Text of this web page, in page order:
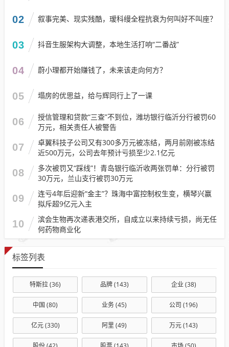
02 叙事完美、现实残酷，瑷科缦全程抗衰为何叫好不叫座？
03 抖音生服架构大调整，本地生活打响“二番战”
04 蔚小理都开始赚钱了，未来该走向何方？
05 塌房的优思益，给与辉同行上了一课
06
授信管理和贷款“三查”不到位，潍坊银行临沂分行被罚60
万元，相关责任人被警告
07
卓翼科技子公司又有300多万元被冻结，两月前刚被冻结
近500万元，公司去年预计亏损至少2.1亿元
08
多次被罚又“踩线”！青岛银行临沂收两张罚单：分行被罚
30万元，兰山支行被罚30万元
09
连亏4年后迎新“金主”？珠海中富控制权生变，横琴兴赢
拟斥超9亿元入主
10
滨会生物再次递表港交所，自成立以来持续亏损，尚无任
何药物商业化
标签列表
特斯拉(36) 品牌(143) 企业(38)
中国 (80) 业务(45) 公司 (196)
亿元(330) 阿里 (49) 万元(143)